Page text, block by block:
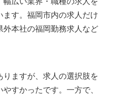
ます。福岡市内の求人だけ
外本社の福岡勤務求人など
ますが、求人の選択肢を
すかったです。一方で、